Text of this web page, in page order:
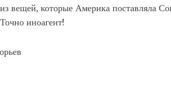
вещей, которые Америка поставляла
иноагент!